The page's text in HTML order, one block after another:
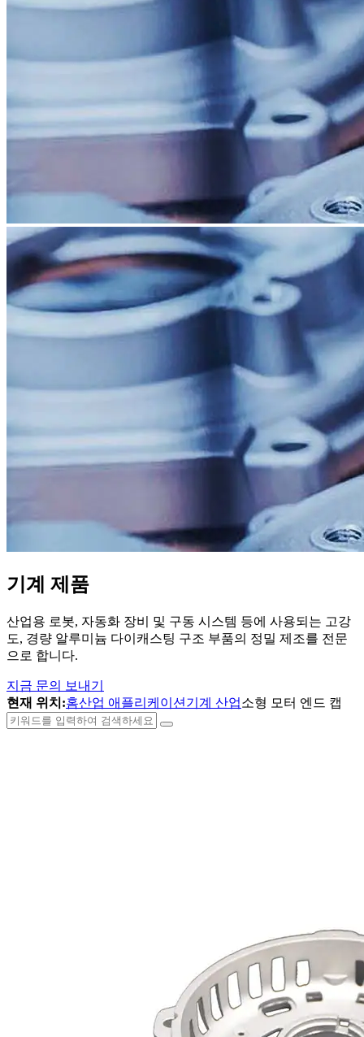
기계 제품
산업용 로봇, 자동화 장비 및 구동 시스템 등에 사용되는 고강
도, 경량 알루미늄 다이캐스팅 구조 부품의 정밀 제조를 전문
으로 합니다.
지금 문의 보내기
현재 위치:홈산업 애플리케이션 기계 산업소형 모터 엔드 캡